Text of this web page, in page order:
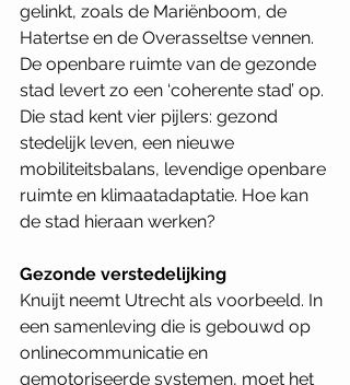
gelinkt, zoals de Mariënboom, de
Hatertse en de Overasseltse vennen.
De openbare ruimte van de gezonde
stad levert zo een ‘coherente stad’ op.
Die stad kent vier pijlers: gezond
stedelijk leven, een nieuwe
mobiliteitsbalans, levendige openbare
ruimte en klimaatadaptatie. Hoe kan
de stad hieraan werken?
Gezonde verstedelijking
Knuijt neemt Utrecht als voorbeeld. In
een samenleving die is gebouwd op
onlinecommunicatie en
gemotoriseerde systemen, moet het